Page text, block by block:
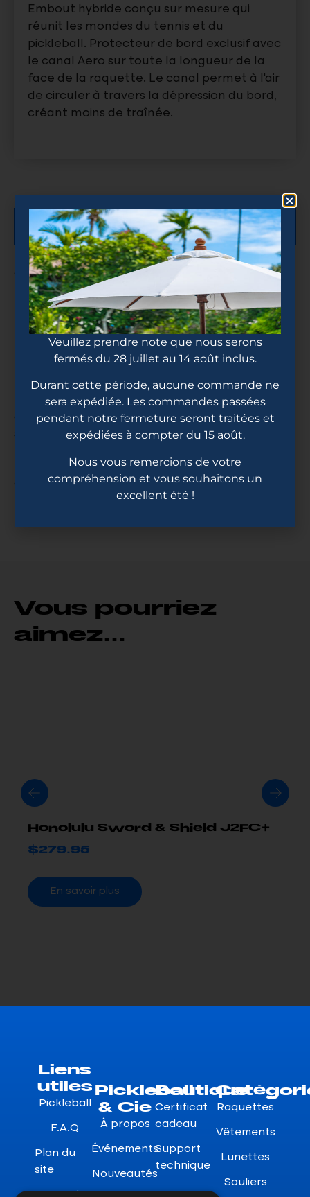
Embout hybride conçu sur mesure qui
réunit les mondes du tennis et du
pickleball. Protecteur de bord exclusif avec
le canal Aero sur toute la longueur de la
face de la raquette. Le canal permet à l’air
de circuler à travers la dépression du bord,
créant moins de traînée.
Description
Caractéristiques
Noyau : 14 mm PolyCore
Revêtement : fibre de carbone Hyperweave
Longueur : 15 1/2″
Largeur : 7 13/16″
Répartition du poids : uniformément équilibrée
Prise standard : ProTac Coussin Grip
Circonférence de la poignée : 4 1/8″ Longueur : 4
3/4″
Embout hybride
Communautés de pickleball approuvées par le
Vous pourriez
aimez...
Honolulu Sword & Shield J2FC+
$279.95
En savoir plus
Liens
utiles
Pickleball
F.A.Q
Plan du
site
Pickleball
& Cie
À propos
Événements
Nouveautés
Boutique
Certificat
cadeau
Support
technique
Raquettes
Vêtements
Lunettes
Souliers
Veuillez prendre note que nous serons
fermés du 28 juillet au 14 août inclus.
Durant cette période, aucune commande ne
sera expédiée. Les commandes passées
pendant notre fermeture seront traitées et
expédiées à compter du 15 août.
Nous vous remercions de votre
compréhension et vous souhaitons un
excellent été !